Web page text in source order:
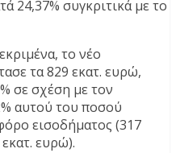
24,37% συγκριτικά με το
το νέο
τα 829 εκατ. ευρώ,
σε σχέση με τον
αυτού του ποσού
εισοδήματος (317
ευρώ).